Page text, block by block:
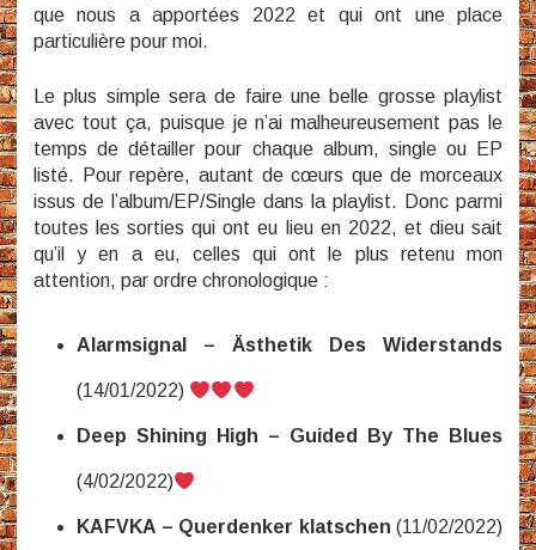
que nous a apportées 2022 et qui ont une place
particulière pour moi.
Le plus simple sera de faire une belle grosse playlist
avec tout ça, puisque je n’ai malheureusement pas le
temps de détailler pour chaque album, single ou EP
listé. Pour repère, autant de cœurs que de morceaux
issus de l’album/EP/Single dans la playlist. Donc parmi
toutes les sorties qui ont eu lieu en 2022, et dieu sait
qu’il y en a eu, celles qui ont le plus retenu mon
attention, par ordre chronologique :
Alarmsignal ‎– Ästhetik Des Widerstands
(14/01/2022)
Deep Shining High – Guided By The Blues
(4/02/2022)
KAFVKA – Querdenker klatschen (11/02/2022)